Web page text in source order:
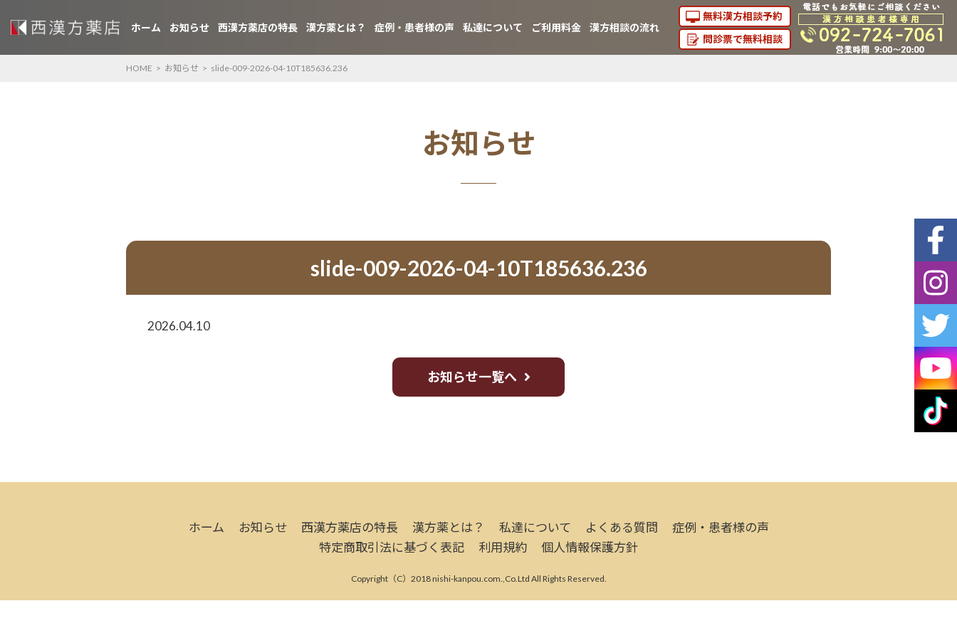
ホーム お知らせ 西漢方薬店の特長 漢方薬とは？ 症例・患者様の声 私達について ご利用料金 漢方相談の流れ
無料漢方相談予約
問診票で無料相談
HOME > お知らせ > slide-009-2026-04-10T185636.236
お知らせ
slide-009-2026-04-10T185636.236
2026.04.10
お知らせ一覧へ
ホーム お知らせ 西漢方薬店の特長 漢方薬とは？ 私達について よくある質問
症例・患者様の声
特定商取引法に基づく表記
利用規約 個人情報保護方針
Copyright（C）2018 nishi-kanpou.com.,Co.Ltd All Rights Reserved.